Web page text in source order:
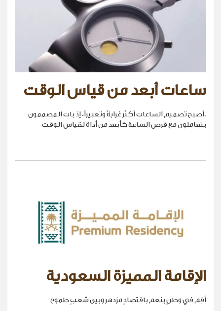
ساعات أبعد من قياس الوقت
.أصبح تصميم الساعات أكثر غرابةً وتعبيراً، إذ بات المصممون
يتعاملون مع قرص الساعة كأبعد من أداة لقياس الوقت
الإقامة المميزة السعودية
أقِم في وطنٍ ينعم باقتصادٍ مزدهر وبين شعبٍ طموح